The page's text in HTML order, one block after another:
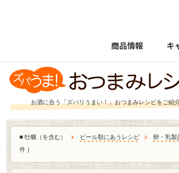
商品情報 キ
お酒に合う「ズバリうまい！」おつまみレシピをご紹
■ 牡蠣（を含む） ビール類にあうレシピ 卵・乳製
件 ］